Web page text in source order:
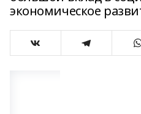
экономическое